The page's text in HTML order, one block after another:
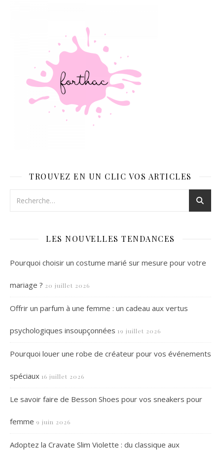
TROUVEZ EN UN CLIC VOS ARTICLES
LES NOUVELLES TENDANCES
Pourquoi choisir un costume marié sur mesure pour votre
mariage ? 20 juillet 2026
Offrir un parfum à une femme : un cadeau aux vertus
psychologiques insoupçonnées 19 juillet 2026
Pourquoi louer une robe de créateur pour vos événements
spéciaux 16 juillet 2026
Le savoir faire de Besson Shoes pour vos sneakers pour
femme 9 juin 2026
Adoptez la Cravate Slim Violette : du classique aux